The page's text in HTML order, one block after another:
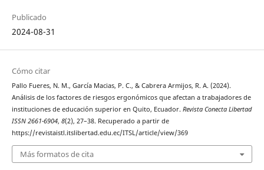
Publicado
2024-08-31
Cómo citar
Pallo Fueres, N. M., García Macias, P. C., & Cabrera Armijos, R. A. (2024).
Análisis de los factores de riesgos ergonómicos que afectan a trabajadores de
instituciones de educación superior en Quito, Ecuador. Revista Conecta Libertad
ISSN 2661-6904, 8(2), 27–38. Recuperado a partir de
https://revistaistl.itslibertad.edu.ec/ITSL/article/view/369
Más formatos de cita